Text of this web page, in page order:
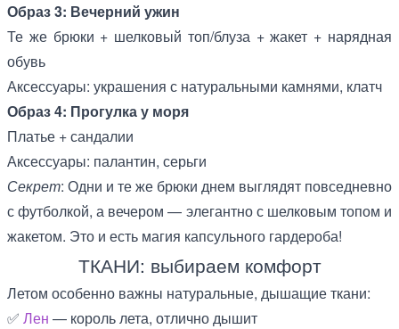
Образ 3: Вечерний ужин
Те же брюки + шелковый топ/блуза + жакет + нарядная
обувь
Аксессуары: украшения с натуральными камнями, клатч
Образ 4: Прогулка у моря
Платье + сандалии
Аксессуары: палантин, серьги
Секрет: Одни и те же брюки днем выглядят повседневно
с футболкой, а вечером — элегантно с шелковым топом и
жакетом. Это и есть магия капсульного гардероба!
ТКАНИ: выбираем комфорт
Летом особенно важны натуральные, дышащие ткани:
✅ Лен — король лета, отлично дышит